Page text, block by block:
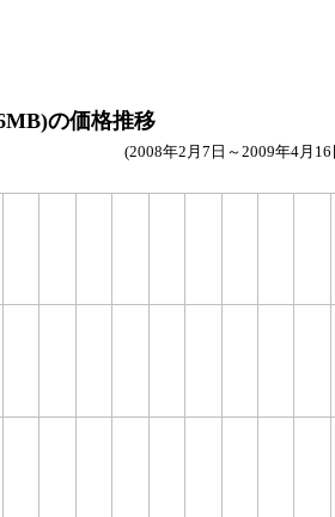
の価格推移
(2008年2月7日～2009年4月16